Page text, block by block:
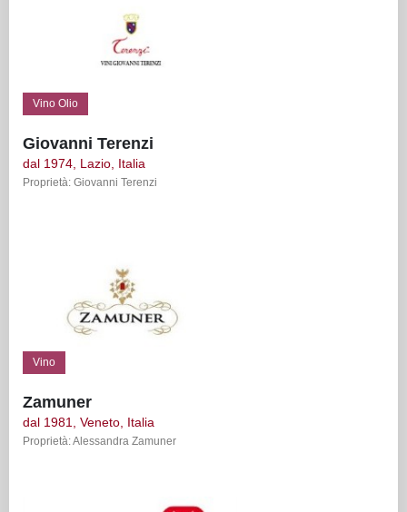
Vino Olio
Giovanni Terenzi
dal 1974, Lazio, Italia
Proprietà: Giovanni Terenzi
Vino
Zamuner
dal 1981, Veneto, Italia
Proprietà: Alessandra Zamuner